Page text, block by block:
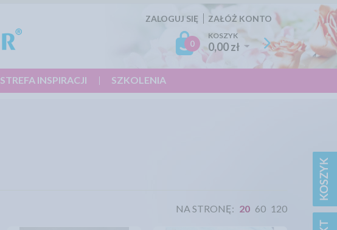
ZALOGUJ SIĘ ZAŁÓŻ KONTO
0
KOSZYK
0,00 zł
STREFA INSPIRACJI SZKOLENIA
NA STRONĘ: 20 60 120